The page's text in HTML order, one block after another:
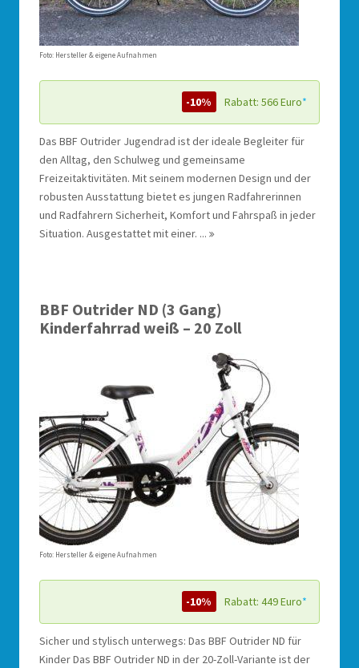
Foto: Hersteller & eigene Aufnahmen
-10% Rabatt: 566 Euro*
Das BBF Outrider Jugendrad ist der ideale Begleiter für
den Alltag, den Schulweg und gemeinsame
Freizeitaktivitäten. Mit seinem modernen Design und der
robusten Ausstattung bietet es jungen Radfahrerinnen
und Radfahrern Sicherheit, Komfort und Fahrspaß in jeder
Situation. Ausgestattet mit einer. ...
BBF Outrider ND (3 Gang)
Kinderfahrrad weiß – 20 Zoll
Foto: Hersteller & eigene Aufnahmen
-10% Rabatt: 449 Euro*
Sicher und stylisch unterwegs: Das BBF Outrider ND für
Kinder Das BBF Outrider ND in der 20-Zoll-Variante ist der